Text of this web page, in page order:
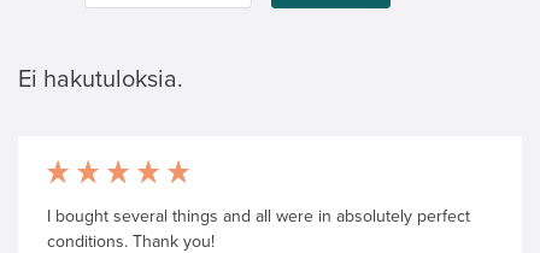
Ei hakutuloksia.
I bought several things and all were in absolutely perfect
conditions. Thank you!